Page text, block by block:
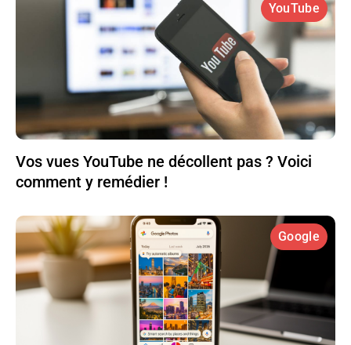
YouTube
Vos vues YouTube ne décollent pas ? Voici
comment y remédier !
Google